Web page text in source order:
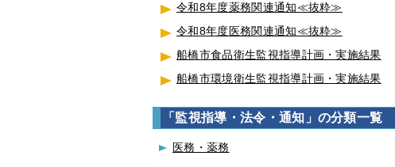
令和8年度薬務関連通知≪抜粋≫
令和8年度医務関連通知≪抜粋≫
船橋市食品衛生監視指導計画・実施結果
船橋市環境衛生監視指導計画・実施結果
「監視指導・法令・通知」の分類一覧
医務・薬務